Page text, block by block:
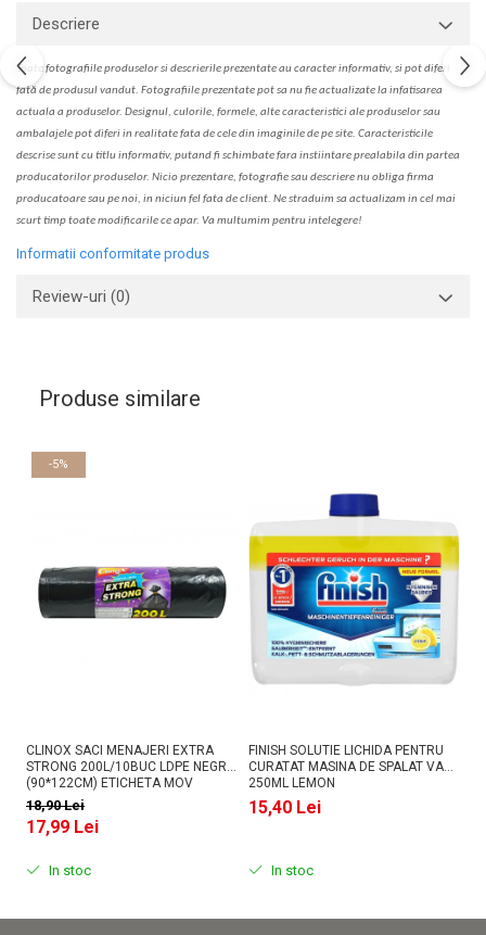
Descriere
Toate fotografiile produselorsidescrierileprezentate au caracter informativ, si pot diferi
fată de produsul vandut. Fotografiile prezentate pot sa nu fie actualizate la infatisarea
actuala a produselor. Designul, culorile, formele, alte caracteristici ale produselor sau
ambalajele pot diferi in realitate fata de cele din imaginile de pe site. Caracteristicile
descrise sunt cu titlu informativ, putand fi schimbate fara instiintare prealabila din partea
producatorilor produselor. Nicio prezentare, fotografie sau descriere nu obliga firma
producatoare sau pe noi, in niciun fel fata de client. Ne straduim sa actualizam in cel mai
scurt timp toate modificarile ce apar. Va multumim pentru intelegere!
Informatii conformitate produs
Review-uri (0)
Produse similare
-5%
CLINOX SACI MENAJERI EXTRA
STRONG 200L/10BUC LDPE NEGRI
(90*122CM) ETICHETA MOV
18,90 Lei
17,99 Lei
In stoc
FINISH SOLUTIE LICHIDA PENTRU
CURATAT MASINA DE SPALAT VASE
250ML LEMON
15,40 Lei
In stoc